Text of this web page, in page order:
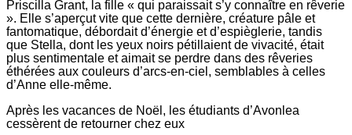
Priscilla Grant, la fille « qui paraissait s’y connaître en rêverie
». Elle s’aperçut vite que cette dernière, créature pâle et
fantomatique, débordait d’énergie et d’espièglerie, tandis
que Stella, dont les yeux noirs pétillaient de vivacité, était
plus sentimentale et aimait se perdre dans des rêveries
éthérées aux couleurs d’arcs-en-ciel, semblables à celles
d’Anne elle-même.
Après les vacances de Noël, les étudiants d’Avonlea
cessèrent de retourner chez eux